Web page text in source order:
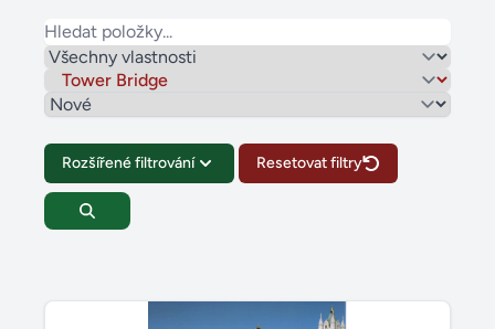
Rozšířené filtrování Resetovat filtry